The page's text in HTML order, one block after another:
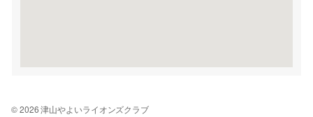
© 2026 津山やよいライオンズクラブ